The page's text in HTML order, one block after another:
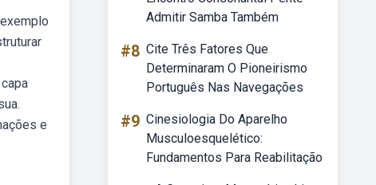
e
Admitir Samba Também
#8 Cite Três Fatores Que
Determinaram O Pioneirismo
Português Nas Navegações
#9 Cinesiologia Do Aparelho
Musculoesquelético:
Fundamentos Para Reabilitação